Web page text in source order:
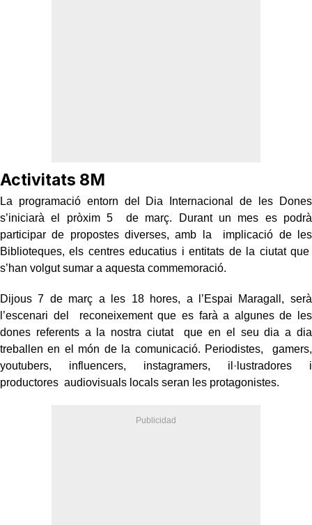
Activitats 8M
La programació entorn del Dia Internacional de les Dones
s’iniciarà el pròxim 5 de març. Durant un mes es podrà
participar de propostes diverses, amb la implicació de les
Biblioteques, els centres educatius i entitats de la ciutat que
s’han volgut sumar a aquesta commemoració.
Dijous 7 de març a les 18 hores, a l’Espai Maragall, serà
l’escenari del reconeixement que es farà a algunes de les
dones referents a la nostra ciutat que en el seu dia a dia
treballen en el món de la comunicació. Periodistes, gamers,
youtubers, influencers, instagramers, il·lustradores i
productores audiovisuals locals seran les protagonistes.